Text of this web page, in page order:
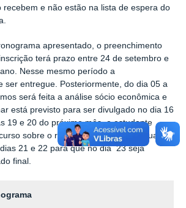
recebem e não estão na lista de espera do
apresentado, o preenchimento
terá prazo entre 24 de setembro e
Nesse mesmo período a
ser entregue. Posteriormente, do dia 05 a
será feita a análise sócio econômica e
está previsto para ser divulgado no dia 16
19 e 20 do próximo mês, o estudante
sobre o resultado preliminar, o qual
21 e 22 para que no dia 23 seja
final.